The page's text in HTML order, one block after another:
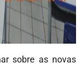
sobre as novas